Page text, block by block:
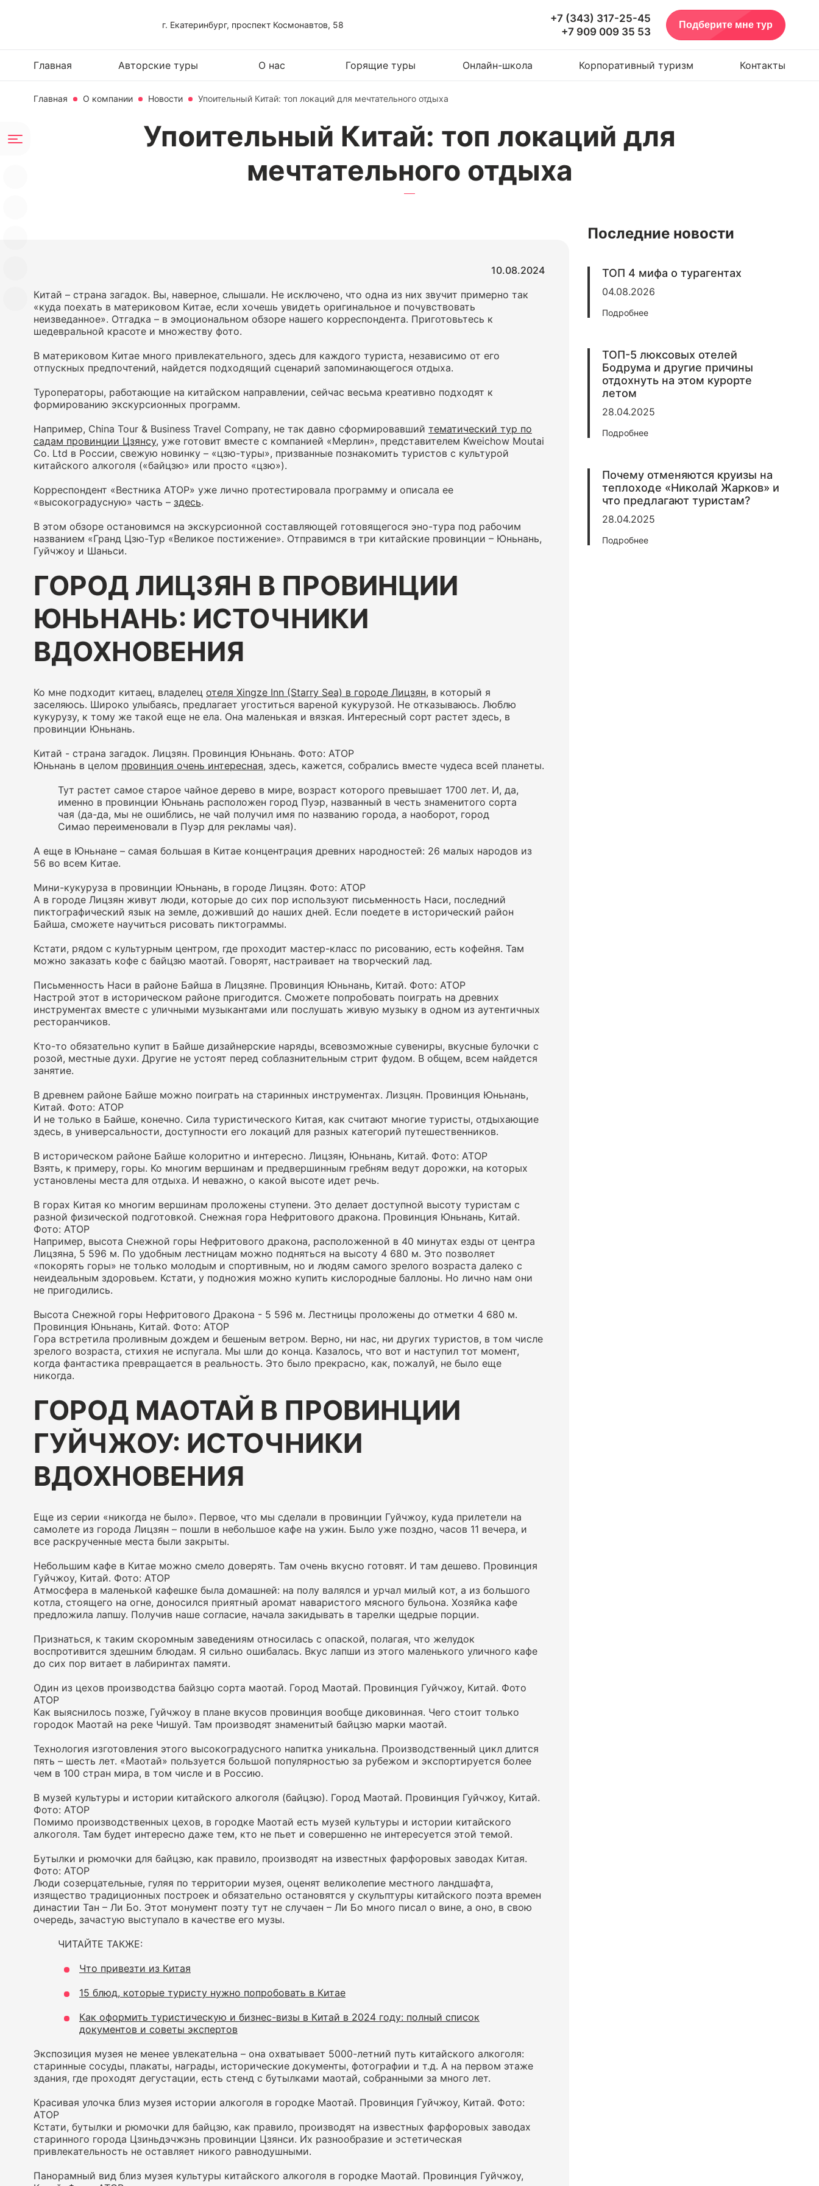
г. Екатеринбург, проспект Космонавтов, 58
+7 (343) 317-25-45
+7 909 009 35 53
Подберите мне тур
Главная Авторские туры О нас Горящие туры Онлайн-школа Корпоративный туризм Контакты
Главная О компании Новости Упоительный Китай: топ локаций для мечтательного отдыха
Упоительный Китай: топ локаций для
мечтательного отдыха
10.08.2024
Китай – страна загадок. Вы, наверное, слышали. Не исключено, что одна из них звучит примерно так
«куда поехать в материковом Китае, если хочешь увидеть оригинальное и почувствовать
неизведанное». Отгадка – в эмоциональном обзоре нашего корреспондента. Приготовьтесь к
шедевральной красоте и множеству фото.
В материковом Китае много привлекательного, здесь для каждого туриста, независимо от его
отпускных предпочтений, найдется подходящий сценарий запоминающегося отдыха.
Туроператоры, работающие на китайском направлении, сейчас весьма креативно подходят к
формированию экскурсионных программ.
Например, China Tour & Business Travel Company, не так давно сформировавший тематический тур по
садам провинции Цзянсу, уже готовит вместе с компанией «Мерлин», представителем Kweichow Moutai
Co. Ltd в России, свежую новинку – «цзю-туры», призванные познакомить туристов с культурой
китайского алкоголя («байцзю» или просто «цзю»).
Корреспондент «Вестника АТОР» уже лично протестировала программу и описала ее
«высокоградусную» часть – здесь.
В этом обзоре остановимся на экскурсионной составляющей готовящегося эно-тура под рабочим
названием «Гранд Цзю-Тур «Великое постижение». Отправимся в три китайские провинции – Юньнань,
Гуйчжоу и Шаньси.
ГОРОД ЛИЦЗЯН В ПРОВИНЦИИ
ЮНЬНАНЬ: ИСТОЧНИКИ
ВДОХНОВЕНИЯ
Ко мне подходит китаец, владелец отеля Xingze Inn (Starry Sea) в городе Лицзян, в который я
заселяюсь. Широко улыбаясь, предлагает угоститься вареной кукурузой. Не отказываюсь. Люблю
кукурузу, к тому же такой еще не ела. Она маленькая и вязкая. Интересный сорт растет здесь, в
провинции Юньнань.
Китай - страна загадок. Лицзян. Провинция Юньнань. Фото: АТОР
Юньнань в целом провинция очень интересная, здесь, кажется, собрались вместе чудеса всей планеты.
Тут растет самое старое чайное дерево в мире, возраст которого превышает 1700 лет. И, да,
именно в провинции Юньнань расположен город Пуэр, названный в честь знаменитого сорта
чая (да-да, мы не ошиблись, не чай получил имя по названию города, а наоборот, город
Симао переименовали в Пуэр для рекламы чая).
А еще в Юньнане – самая большая в Китае концентрация древних народностей: 26 малых народов из
56 во всем Китае.
Мини-кукуруза в провинции Юньнань, в городе Лицзян. Фото: АТОР
А в городе Лицзян живут люди, которые до сих пор используют письменность Наси, последний
пиктографический язык на земле, доживший до наших дней. Если поедете в исторический район
Байша, сможете научиться рисовать пиктограммы.
Кстати, рядом с культурным центром, где проходит мастер-класс по рисованию, есть кофейня. Там
можно заказать кофе с байцзю маотай. Говорят, настраивает на творческий лад.
Письменность Наси в районе Байша в Лицзяне. Провинция Юньнань, Китай. Фото: АТОР
Настрой этот в историческом районе пригодится. Сможете попробовать поиграть на древних
инструментах вместе с уличными музыкантами или послушать живую музыку в одном из аутентичных
ресторанчиков.
Кто-то обязательно купит в Байше дизайнерские наряды, всевозможные сувениры, вкусные булочки с
розой, местные духи. Другие не устоят перед соблазнительным стрит фудом. В общем, всем найдется
занятие.
В древнем районе Байше можно поиграть на старинных инструментах. Лизцян. Провинция Юньнань,
Китай. Фото: АТОР
И не только в Байше, конечно. Сила туристического Китая, как считают многие туристы, отдыхающие
здесь, в универсальности, доступности его локаций для разных категорий путешественников.
В историческом районе Байше колоритно и интересно. Лицзян, Юньнань, Китай. Фото: АТОР
Взять, к примеру, горы. Ко многим вершинам и предвершинным гребням ведут дорожки, на которых
установлены места для отдыха. И неважно, о какой высоте идет речь.
В горах Китая ко многим вершинам проложены ступени. Это делает доступной высоту туристам с
разной физической подготовкой. Снежная гора Нефритового дракона. Провинция Юньнань, Китай.
Фото: АТОР
Например, высота Снежной горы Нефритового дракона, расположенной в 40 минутах езды от центра
Лицзяна, 5 596 м. По удобным лестницам можно подняться на высоту 4 680 м. Это позволяет
«покорять горы» не только молодым и спортивным, но и людям самого зрелого возраста далеко с
неидеальным здоровьем. Кстати, у подножия можно купить кислородные баллоны. Но лично нам они
не пригодились.
Высота Снежной горы Нефритового Дракона - 5 596 м. Лестницы проложены до отметки 4 680 м.
Провинция Юньнань, Китай. Фото: АТОР
Гора встретила проливным дождем и бешеным ветром. Верно, ни нас, ни других туристов, в том числе
зрелого возраста, стихия не испугала. Мы шли до конца. Казалось, что вот и наступил тот момент,
когда фантастика превращается в реальность. Это было прекрасно, как, пожалуй, не было еще
никогда.
ГОРОД МАОТАЙ В ПРОВИНЦИИ
ГУЙЧЖОУ: ИСТОЧНИКИ
ВДОХНОВЕНИЯ
Еще из серии «никогда не было». Первое, что мы сделали в провинции Гуйчжоу, куда прилетели на
самолете из города Лицзян – пошли в небольшое кафе на ужин. Было уже поздно, часов 11 вечера, и
все раскрученные места были закрыты.
Небольшим кафе в Китае можно смело доверять. Там очень вкусно готовят. И там дешево. Провинция
Гуйчжоу, Китай. Фото: АТОР
Атмосфера в маленькой кафешке была домашней: на полу валялся и урчал милый кот, а из большого
котла, стоящего на огне, доносился приятный аромат наваристого мясного бульона. Хозяйка кафе
предложила лапшу. Получив наше согласие, начала закидывать в тарелки щедрые порции.
Признаться, к таким скоромным заведениям относилась с опаской, полагая, что желудок
воспротивится здешним блюдам. Я сильно ошибалась. Вкус лапши из этого маленького уличного кафе
до сих пор витает в лабиринтах памяти.
Один из цехов производства байзцю сорта маотай. Город Маотай. Провинция Гуйчжоу, Китай. Фото
АТОР
Как выяснилось позже, Гуйчжоу в плане вкусов провинция вообще диковинная. Чего стоит только
городок Маотай на реке Чишуй. Там производят знаменитый байцзю марки маотай.
Технология изготовления этого высокоградусного напитка уникальна. Производственный цикл длится
пять – шесть лет. «Маотай» пользуется большой популярностью за рубежом и экспортируется более
чем в 100 стран мира, в том числе и в Россию.
В музей культуры и истории китайского алкоголя (байцзю). Город Маотай. Провинция Гуйчжоу, Китай.
Фото: АТОР
Помимо производственных цехов, в городке Маотай есть музей культуры и истории китайского
алкоголя. Там будет интересно даже тем, кто не пьет и совершенно не интересуется этой темой.
Бутылки и рюмочки для байцзю, как правило, производят на известных фарфоровых заводах Китая.
Фото: АТОР
Люди созерцательные, гуляя по территории музея, оценят великолепие местного ландшафта,
изящество традиционных построек и обязательно остановятся у скульптуры китайского поэта времен
династии Тан – Ли Бо. Этот монумент поэту тут не случаен – Ли Бо много писал о вине, а оно, в свою
очередь, зачастую выступало в качестве его музы.
ЧИТАЙТЕ ТАКЖЕ:
Что привезти из Китая
15 блюд, которые туристу нужно попробовать в Китае
Как оформить туристическую и бизнес-визы в Китай в 2024 году: полный список
документов и советы экспертов
Экспозиция музея не менее увлекательна – она охватывает 5000-летний путь китайского алкоголя:
старинные сосуды, плакаты, награды, исторические документы, фотографии и т.д. А на первом этаже
здания, где проходят дегустации, есть стенд с бутылками маотай, собранными за много лет.
Красивая улочка близ музея истории алкоголя в городке Маотай. Провинция Гуйчжоу, Китай. Фото:
АТОР
Кстати, бутылки и рюмочки для байцзю, как правило, производят на известных фарфоровых заводах
старинного города Цзиньдэчжэнь провинции Цзянси. Их разнообразие и эстетическая
привлекательность не оставляет никого равнодушными.
Панорамный вид близ музея культуры китайского алкоголя в городке Маотай. Провинция Гуйчжоу,
Последние новости
ТОП 4 мифа о турагентах
04.08.2026
Подробнее
ТОП-5 люксовых отелей
Бодрума и другие причины
отдохнуть на этом курорте
летом
28.04.2025
Подробнее
Почему отменяются круизы на
теплоходе «Николай Жарков» и
что предлагают туристам?
28.04.2025
Подробнее